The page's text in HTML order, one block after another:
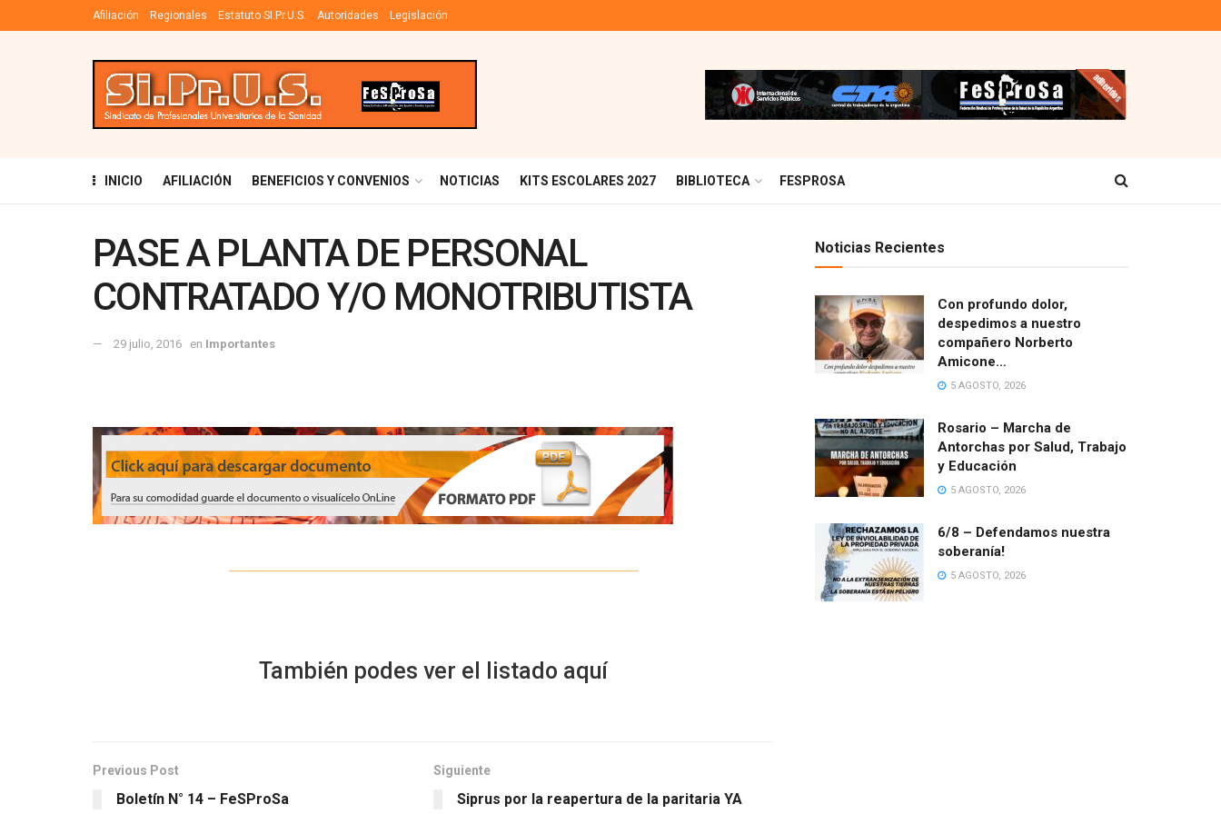
Afiliación Regionales Estatuto SI.Pr.U.S. Autoridades Legislación
INICIO AFILIACIÓN BENEFICIOS Y CONVENIOS NOTICIAS KITS ESCOLARES 2027 BIBLIOTECA FESPROSA
PASE A PLANTA DE PERSONAL
CONTRATADO Y/O MONOTRIBUTISTA
29 julio, 2016 en Importantes
También podes ver el listado aquí
Previous Post
Boletín N° 14 – FeSProSa
Siguiente
Siprus por la reapertura de la paritaria YA
Noticias Recientes
Con profundo dolor,
despedimos a nuestro
compañero Norberto
Amicone…
5 AGOSTO, 2026
Rosario – Marcha de
Antorchas por Salud, Trabajo
y Educación
5 AGOSTO, 2026
6/8 – Defendamos nuestra
soberanía!
5 AGOSTO, 2026